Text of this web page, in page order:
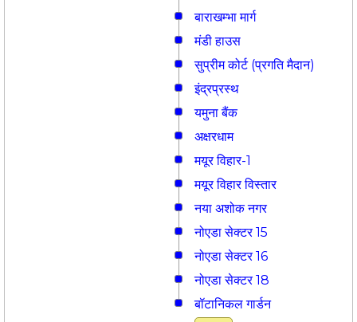
बाराखम्भा मार्ग
मंडी हाउस
सुप्रीम कोर्ट (प्रगति मैदान)
इंद्रप्रस्थ
यमुना बैंक
अक्षरधाम
मयूर विहार-1
मयूर विहार विस्तार
नया अशोक नगर
नोएडा सेक्टर 15
नोएडा सेक्टर 16
नोएडा सेक्टर 18
बॉटानिकल गार्डन